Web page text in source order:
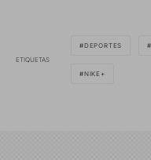
ETIQUETAS
DEPORTES
NIKE+